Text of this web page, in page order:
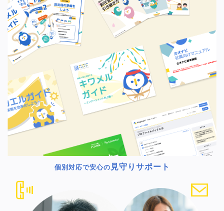
個別対応で安心の 見守りサポート